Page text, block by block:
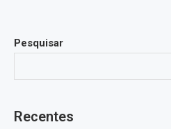
Pesquisar
Recentes